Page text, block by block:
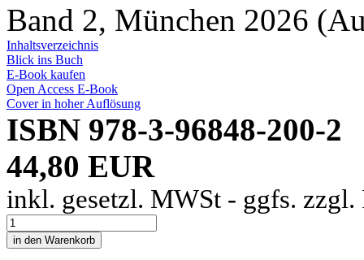
Band 2, München 2026
Inhaltsverzeichnis
Blick ins Buch
E-Book kaufen
Open Access E-Book
Cover in hoher Auflösung
ISBN 978-3-96848-200-2
44,80 EUR
inkl. gesetzl. MWSt - ggfs. zzgl.